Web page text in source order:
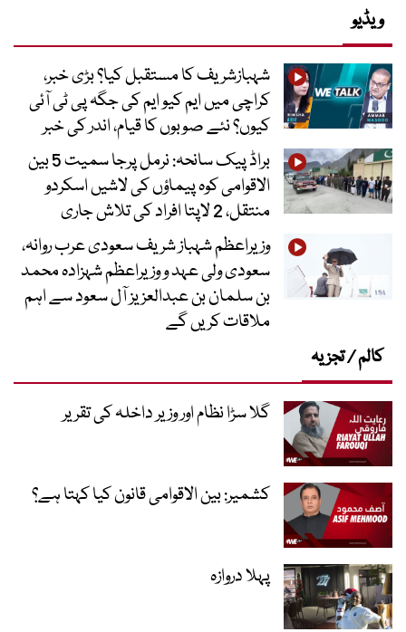
ویڈیو
شہبازشریف کا مستقبل کیا؟ بڑی خبر،
کراچی میں ایم کیو ایم کی جگہ پی ٹی آئی
کیوں؟ نئے صوبوں کا قیام، اندر کی خبر
براڈ پیک سانحہ: نرمل پرجا سمیت 5 بین
الاقوامی کوہ پیماؤں کی لاشیں اسکردو
منتقل، 2 لاپتا افراد کی تلاش جاری
وزیراعظم شہباز شریف سعودی عرب روانہ،
سعودی ولی عہد و وزیراعظم شہزادہ محمد
بن سلمان بن عبدالعزیز آل سعود سے اہم
ملاقات کریں گے
کالم / تجزیہ
گلا سڑا نظام اور وزیر داخلہ کی تقریر
کشمیر: بین الاقوامی قانون کیا کہتا ہے؟
پہلا دروازہ